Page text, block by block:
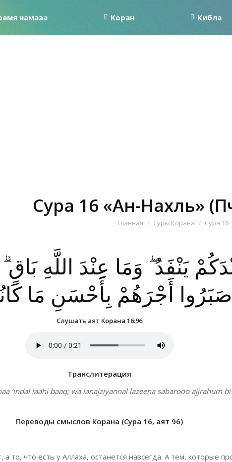
намаза Коран Кибла
Сура 16 «Ан-Нахль»
Вы здесь:
Главная Суры Корана Сура 16
يَنْفَدُ ۖ وَمَا عِنْدَ اللَّهِ
صَبَرُوا أَجْرَهُمْ بِأَحْسَنِ مَا
Слушать аят Корана 16:96
Транслитерация
‘indal laahi baaq; wa lanajziyannal lazeena sabarooo ajjrahum
Переводы смыслов Корана (Сура 16, аят 96)
а то, что есть у Аллаха, останется навсегда. А тем, которые